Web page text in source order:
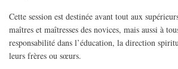
Cette session est destinée avant tout aux
maîtres et maîtresses des novices, mais aussi à
responsabilité dans l’éducation, la direction
leurs frères ou sœurs.